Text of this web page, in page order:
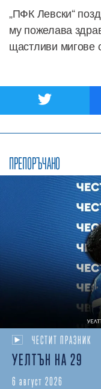
„ПФК Левски“
му пожелава
щастливи мигове
ПРЕПОРЪЧАНО
ЧЕСТИТ ПРАЗНИК
УЕЛТЪН НА 29
6 август 2026